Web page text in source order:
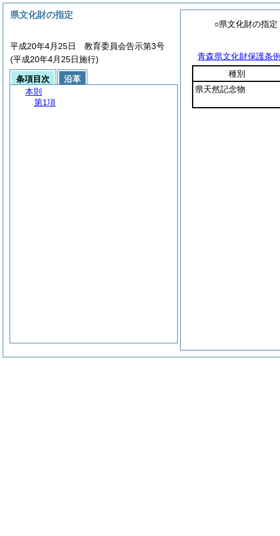
○県文化財の指定
青森県文化財保護条例
種別
県天然記念物
県文化財の指定
平成20年4月25日 教育委員会告示第3号
(平成20年4月25日施行)
条項目次
沿革
本則
第1項